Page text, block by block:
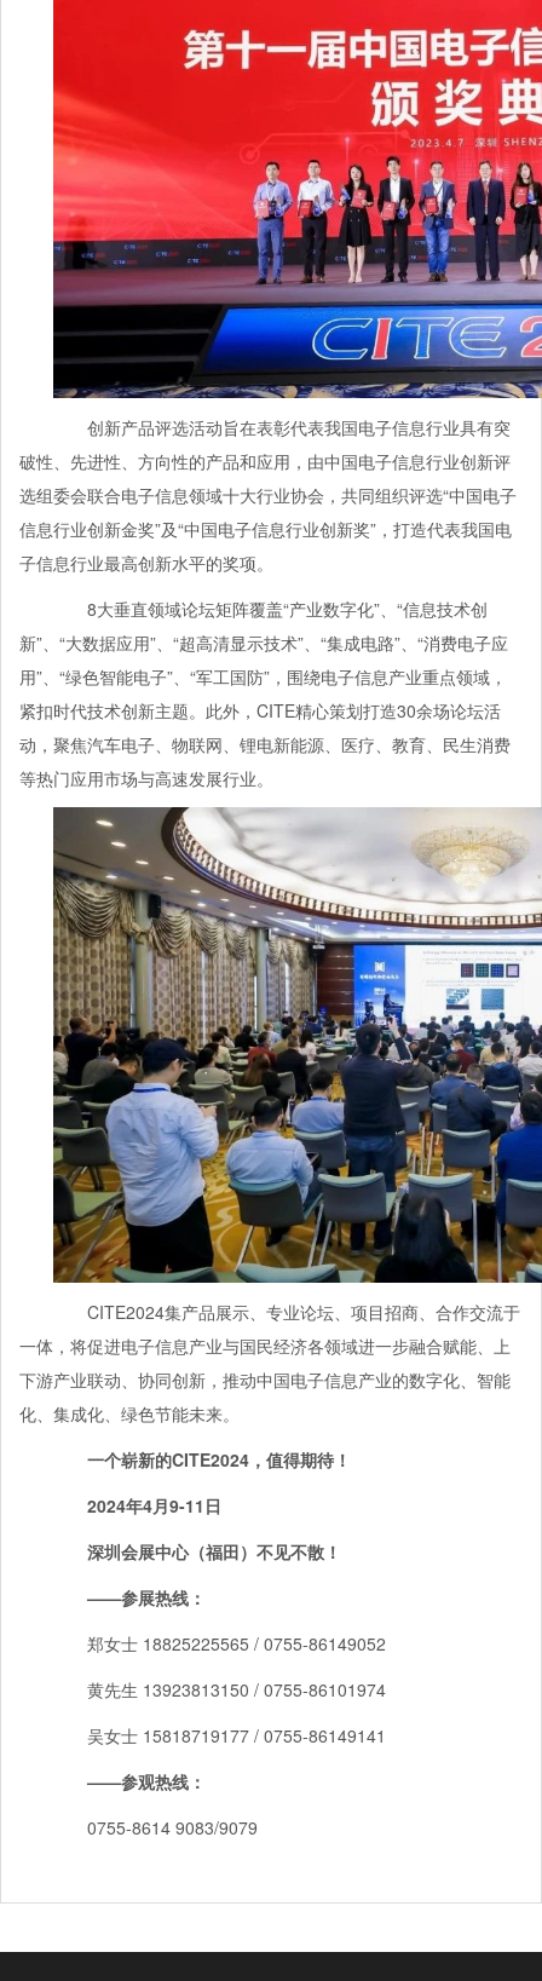
创新产品评选活动旨在表彰代表我国电子信息行业具有突
破性、先进性、方向性的产品和应用，由中国电子信息行业创新评
选组委会联合电子信息领域十大行业协会，共同组织评选“中国电子
信息行业创新金奖”及“中国电子信息行业创新奖”，打造代表我国电
子信息行业最高创新水平的奖项。
8大垂直领域论坛矩阵覆盖“产业数字化”、“信息技术创
新”、“大数据应用”、“超高清显示技术”、“集成电路”、“消费电子应
用”、“绿色智能电子”、“军工国防”，围绕电子信息产业重点领域，
紧扣时代技术创新主题。此外，CITE精心策划打造30余场论坛活
动，聚焦汽车电子、物联网、锂电新能源、医疗、教育、民生消费
等热门应用市场与高速发展行业。
CITE2024集产品展示、专业论坛、项目招商、合作交流于
一体，将促进电子信息产业与国民经济各领域进一步融合赋能、上
下游产业联动、协同创新，推动中国电子信息产业的数字化、智能
化、集成化、绿色节能未来。
一个崭新的CITE2024，值得期待！
2024年4月9-11日
深圳会展中心（福田）不见不散！
——参展热线：
郑女士 18825225565 / 0755-86149052
黄先生 13923813150 / 0755-86101974
吴女士 15818719177 / 0755-86149141
——参观热线：
0755-8614 9083/9079